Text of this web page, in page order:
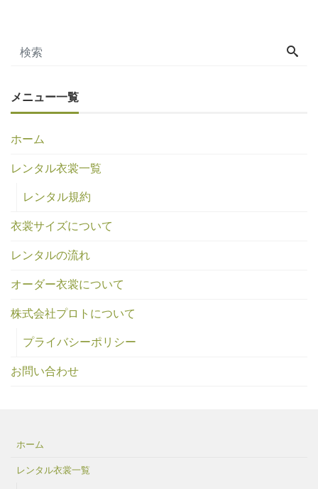
メニュー一覧
ホーム
レンタル衣裳一覧
レンタル規約
衣裳サイズについて
レンタルの流れ
オーダー衣裳について
株式会社プロトについて
プライバシーポリシー
お問い合わせ
ホーム
レンタル衣裳一覧